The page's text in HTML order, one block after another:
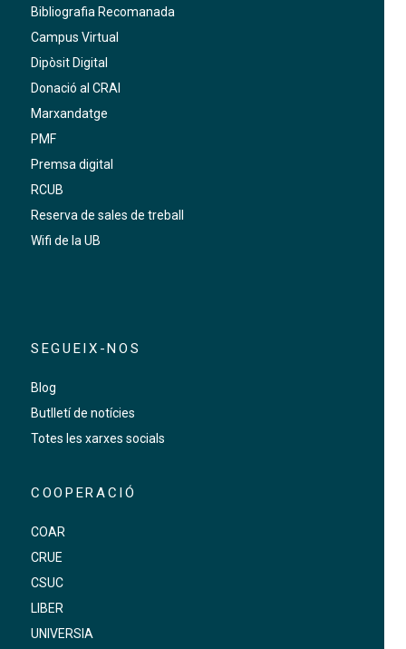
Bibliografia Recomanada
Campus Virtual
Dipòsit Digital
Donació al CRAI
Marxandatge
PMF
Premsa digital
RCUB
Reserva de sales de treball
Wifi de la UB
SEGUEIX-NOS
Blog
Butlletí de notícies
Totes les xarxes socials
COOPERACIÓ
COAR
CRUE
CSUC
LIBER
UNIVERSIA